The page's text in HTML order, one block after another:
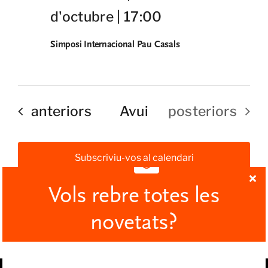
Simposi Internacional Pau Casals
d'octubre | 17:00
Esdeveniments
anteriors Avui posteriors
Subscriviu-vos al calendari
Vols rebre totes les
novetats?